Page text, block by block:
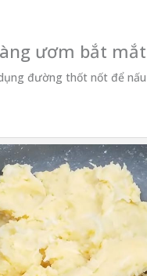
ươm bắt mắt
đường thốt nốt để